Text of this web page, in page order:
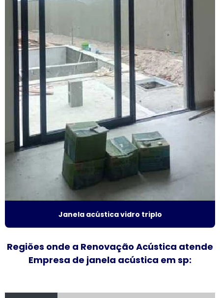
Fornecedor de esquadrias de alto padrão
Fornecedor de esquadrias de alumínio
Fornecedor de janela de alumínio sobreposta
Fornecedor de janela anti ruído
Fornecedor de janela sobreposta
Fornecedor de janela sobreposta de correr
Fornecedor de janela sobreposta de giro
Fornecedor de janela vidro multilaminado
Fornecedor de janela vidro triplo
Instalação de esquadrias de alumínio
Instalação de tela mosquiteira
Janela acústica anti ruído
Janela acústica vidro triplo
Regiões onde a Renovação Acústica atende
Empresa de janela acústica em sp: